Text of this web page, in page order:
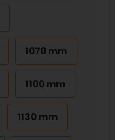
1070 mm
1100 mm
1130 mm